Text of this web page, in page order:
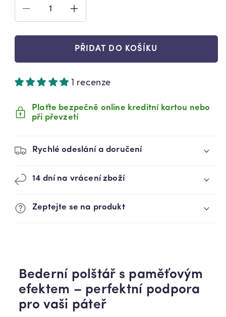
SNÍŽIT
MNOŽSTVÍ
PRODUKTU
ORTOPEDICKÁ
PAMĚŤOVÁ
PĚNOVÁ
OPĚRKA
AUTA
(89740001)
ZVÝŠIT
MNOŽSTVÍ
PRODUKTU
ORTOPEDICKÁ
PAMĚŤOVÁ
PĚNOVÁ
OPĚRKA
AUTA
(89740001)
PŘIDAT DO KOŠÍKU
1 recenze
Plaťte bezpečně online kreditní kartou nebo
při převzetí
Rychlé odeslání a doručení
14 dní na vrácení zboží
Zeptejte se na produkt
Bederní polštář s paměťovým
efektem – perfektní podpora
pro vaši páteř